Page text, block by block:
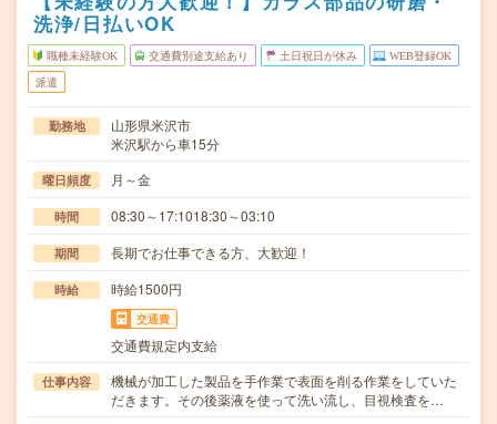
洗浄/日払いOK
職種未経験OK 交通費別途支給あり 土日祝日が休み WEB登録OK
派遣
勤務地
山形県米沢市
米沢駅から車15分
曜日頻度 月～金
時間 08:30～17:1018:30～03:10
期間 長期でお仕事できる方、大歓迎！
時給 時給1500円
交通費
交通費規定内支給
仕事内容
機械が加工した製品を手作業で表面を削る作業をしていた
だきます。その後薬液を使って洗い流し、目視検査を…